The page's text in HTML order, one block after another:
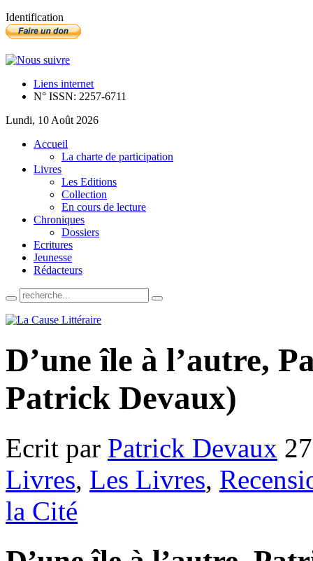
Identification
Liens internet
N° ISSN: 2257-6711
Lundi, 10 Août 2026
Accueil
La charte de participation
Livres
Les Editions
Collection
En cours de lecture
Chroniques
Dossiers
Ecritures
Jeunesse
Rédacteurs
D’une île à l’autre,
Patrick Devaux)
Ecrit par Patrick Devaux
Livres, Les Livres,
la Cité